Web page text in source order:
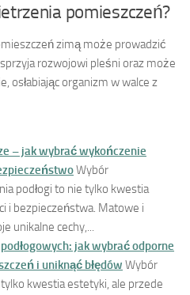
pomieszczeń?
zimą może prowadzić
rozwojowi pleśni oraz może
osłabiając organizm w walce z
– jak wybrać wykończenie
Wybór
podłogi to nie tylko kwestia
i bezpieczeństwa. Matowe i
unikalne cechy,...
jak wybrać odporne
i uniknąć błędów Wybór
kwestia estetyki, ale przede